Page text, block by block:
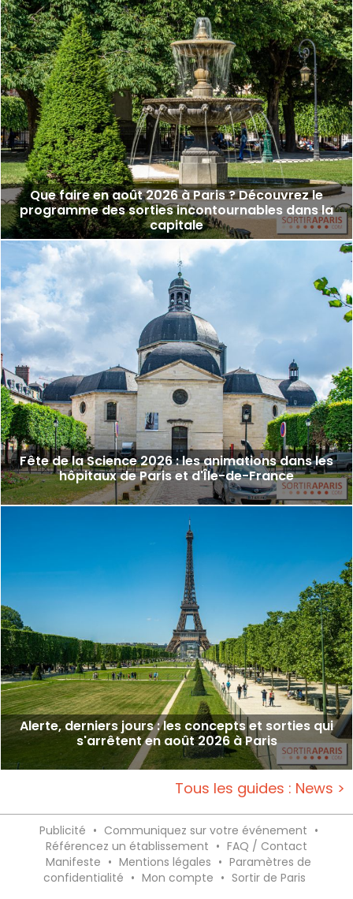
Que faire en août 2026 à Paris ? Découvrez le
programme des sorties incontournables dans la
capitale
Fête de la Science 2026 : les animations dans les
hôpitaux de Paris et d'Île-de-France
Alerte, derniers jours : les concepts et sorties qui
s'arrêtent en août 2026 à Paris
Tous les guides : News >
Publicité • Communiquez sur votre événement •
Référencez un établissement • FAQ / Contact
Manifeste • Mentions légales • Paramètres de
confidentialité • Mon compte • Sortir de Paris